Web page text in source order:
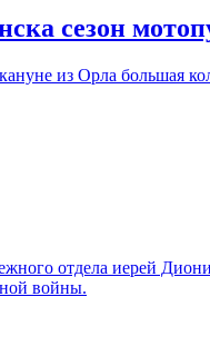
сезон
из Орла большая
отдела иерей
войны.